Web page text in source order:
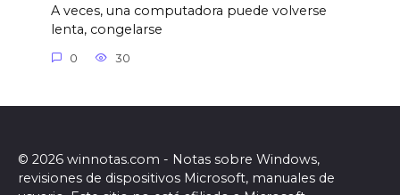
A veces, una computadora puede volverse
lenta, congelarse
0 30
© 2026 winnotas.com - Notas sobre Windows,
revisiones de dispositivos Microsoft, manuales de